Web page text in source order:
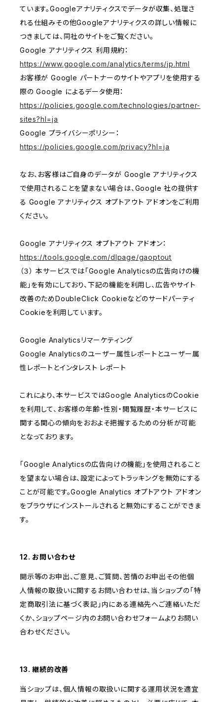
ています。Googleアナリティクスでデータが収集、処理さ
れる仕組みその他Googleアナリティクスの詳しい情報に
つきましては、同社のサイトをご覧ください。
Google アナリティクス 利用規約：
https://www.google.com/analytics/terms/jp.html
お客様が Google パートナーのサイトやアプリを使用する
際の Google によるデータ使用：
https://policies.google.com/technologies/partner-
sites?hl=ja
Google プライバシーポリシー：
https://policies.google.com/privacy?hl=ja
なお、お客様はご自身のデータが Google アナリティクス
で使用されることを望まない場合は、Google 社の提供す
る Google アナリティクス オプトアウト アドオンをご利用
ください。
Google アナリティクス オプトアウト アドオン：
https://tools.google.com/dlpage/gaoptout
（３） 本サービスでは「Google Analyticsの広告向けの機
能」を有効にしており、下記の機能を利用し、広告やサイト
改善のためDoubleClick Cookieなどのサードパーティ
Cookieを利用しています。
Google Analyticsリマーケティング
Google Analyticsのユーザー属性レポートとユーザー属
性レポートとインタレスト レポート
これにより、本サービスではGoogle AnalyticsのCookie
を利用して、お客様の年齢・性別・閲覧履歴・本サービスに
関する関心の傾向をおおよそ把握するための分析が可能
となっております。
「Google Analyticsの広告向けの機能」を使用されること
を望まない場合は、設定によってトラッキングを無効にする
ことが可能です。Google Analytics オプトアウト アドオン
をブラウザにインストールされると無効にすることができま
す。
12. お問い合わせ
開示等のお申出、ご意見、ご質問、苦情のお申出その他個
人情報の取扱いに関するお問い合わせは、当ショップの「特
定商取引法に基づく表記」内にある連絡先へご連絡いただ
くか、ショップページ内のお問い合わせフォームよりお問い
合わせください。
13. 継続的改善
当ショップは、個人情報の取扱いに関する運用状況を適宜